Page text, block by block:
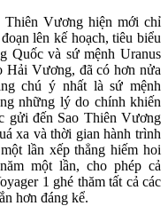
Thiên Vương hiện mới chỉ
lên kế hoạch, tiêu biểu
Quốc và sứ mệnh Uranus
Hải Vương, đã có hơn nửa
chú ý nhất là sứ mệnh
những lý do chính khiến
gửi đến Sao Thiên Vương
xa và thời gian hành trình
lần xếp thẳng hiếm hoi
một lần, cho phép cả
1 ghé thăm tất cả các
hơn đáng kể.